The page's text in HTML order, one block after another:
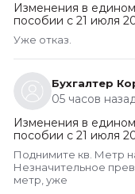
Изменения в
пособии с 21 июля
пересмотр правила
дохода и новый
оформления
пребывания
Уже отказ.
Бухгалтер
05 часов
Изменения в
пособии с 21 июля
пересмотр правила
дохода и новый
оформления
пребывания
Поднимите кв. Метр
Незначительное
метр, уже